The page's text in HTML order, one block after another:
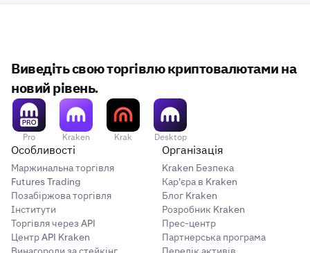
Виведіть свою торгівлю криптовалютами на
новий рівень.
Pro Kraken Krak Desktop
Особливості
Маржинальна торгівля
Futures Trading
Позабіржова торгівля
Інститути
Торгівля через API
Центр API Kraken
Організація
Kraken Безпека
Кар'єра в Kraken
Блог Kraken
Розробник Kraken
Прес-центр
Партнерська програма